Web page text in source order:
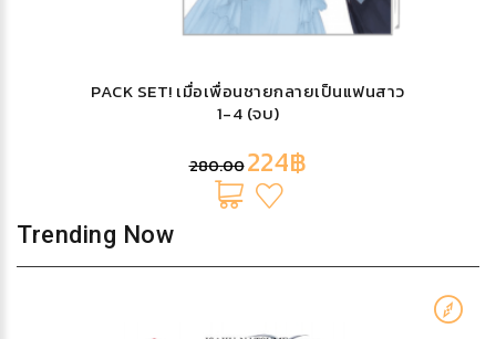
PACK SET! เมื่อเพื่อนชายกลายเป็นแฟนสาว
1-4 (จบ)
280.00224฿
Trending Now